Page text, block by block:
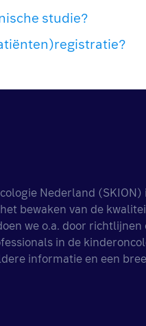
studie?
Nederland
bewaken van de
we o.a. door
in de
informatie en een